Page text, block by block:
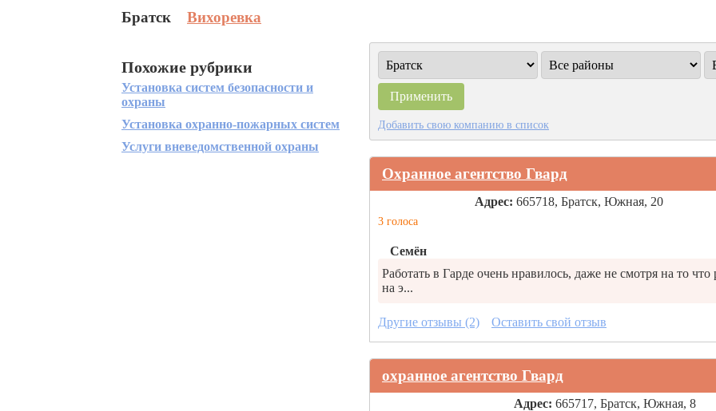
Братск Вихоревка
Добавить свою компанию в список
Охранное агентство Гвард
3 голоса
Адрес: 665718, Братск, Южная, 20
Семён
Работать в Гарде очень нравилось, даже не смотря на то
на э...
Другие отзывы (2) Оставить свой отзыв
охранное агентство Гвард
Адрес: 665717, Братск, Южная, 8
Похожие рубрики
Установка систем безопасности и
охраны
Установка охранно-пожарных систем
Услуги вневедомственной охраны